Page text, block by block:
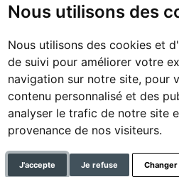
Nous utilisons des
Nous utilisons des cookies et
de suivi pour améliorer votre
navigation sur notre site, pour
contenu personnalisé et des
analyser le trafic de notre site
provenance de nos visiteurs.
J'accepte Je refuse